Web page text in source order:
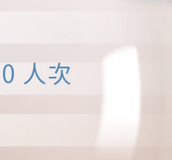
人次